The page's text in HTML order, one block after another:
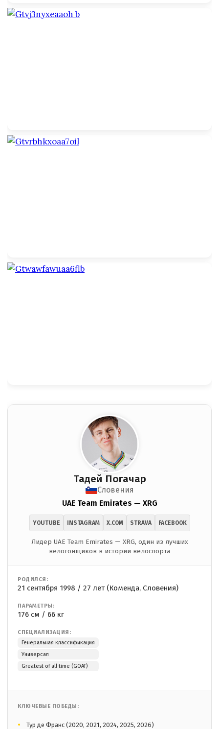
Тадей Погачар
Словения
UAE Team Emirates — XRG
YOUTUBE INSTAGRAM X.COM STRAVA FACEBOOK
Лидер UAE Team Emirates — XRG, один из лучших
велогонщиков в истории велоспорта
РОДИЛСЯ:
21 сентября 1998 / 27 лет (Коменда, Словения)
ПАРАМЕТРЫ:
176 см / 66 кг
СПЕЦИАЛИЗАЦИЯ:
Генеральная классификация
Универсал
Greatest of all time (GOAT)
КЛЮЧЕВЫЕ ПОБЕДЫ:
Тур де Франс (2020, 2021, 2024, 2025, 2026)